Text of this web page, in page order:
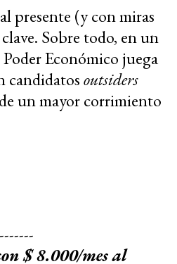
presente (y con miras
Sobre todo, en un
Económico juega
candidatosoutsiders
un mayor corrimiento
$ 8.000/mes al